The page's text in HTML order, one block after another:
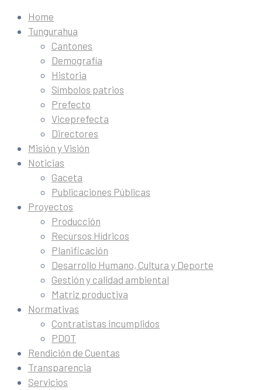
Home
Tungurahua
Cantones
Demografía
Historia
Símbolos patrios
Prefecto
Viceprefecta
Directores
Misión y Visión
Noticias
Gaceta
Publicaciones Públicas
Proyectos
Producción
Recursos Hídricos
Planificación
Desarrollo Humano, Cultura y Deporte
Gestión y calidad ambiental
Matriz productiva
Normativas
Contratistas incumplidos
PDOT
Rendición de Cuentas
Transparencia
Servicios